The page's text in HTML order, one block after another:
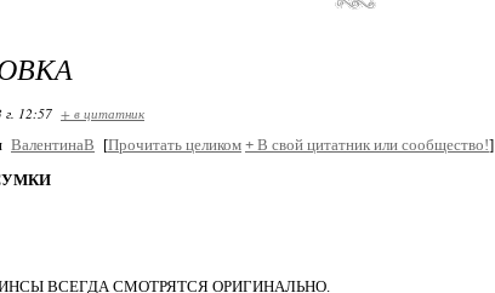
г. 12:57 + в цитатник
ВалентинаВ [Прочитать целиком + В свой цитатник или сообщество!]
ВСЕГДА СМОТРЯТСЯ ОРИГИНАЛЬНО.